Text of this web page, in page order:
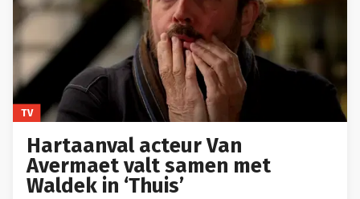
TV
Hartaanval acteur Van
Avermaet valt samen met
Waldek in ‘Thuis’